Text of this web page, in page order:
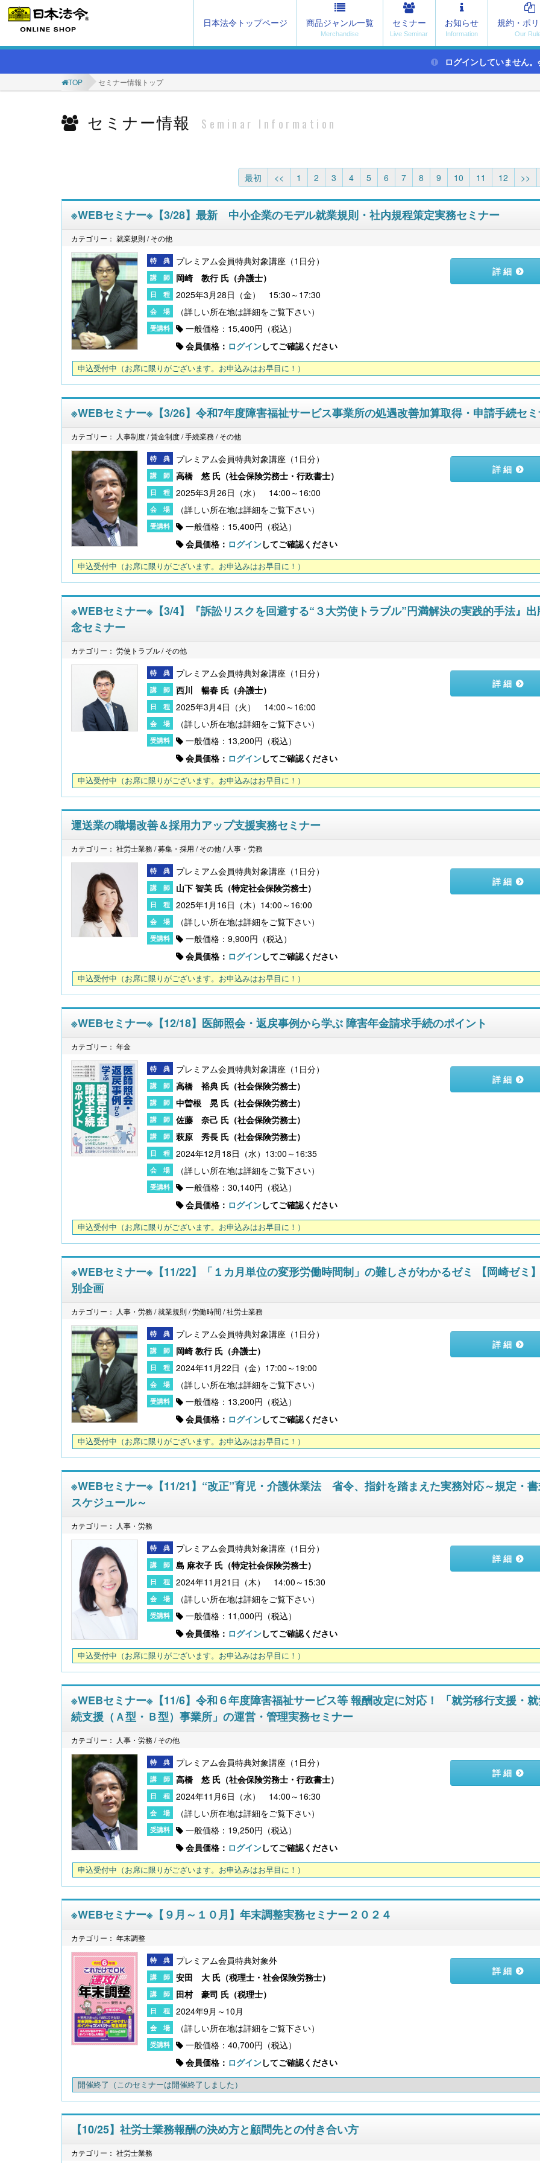
日本法令トップページ 商品ジャンル一覧 セミナー お知らせ 規約・ポ
ログインしていません
TOP セミナー情報トップ
セミナー情報 Seminar Information
最初 << 1 2 3 4 5 6 7 8 9 10 11 12 >>
※WEBセミナー※【3/28】最新 中小企業のモデル就業規則・社内規程策定実務セミナー
カテゴリー： 就業規則 / その他
プレミアム会員特典対象講座（1日分）
岡崎 教行 氏（弁護士）
2025年3月28日（金） 15:30～17:30
一般価格：15,400円（税込）
会員価格： ログインしてご確認ください
詳 細
申込受付中 （お席に限りがございます。お申込みはお早目に！）
※WEBセミナー※【3/26】令和7年度障害福祉サービス事業所の処遇改善加算取得・申請手続セ
カテゴリー： 人事制度 / 賃金制度 / 手続業務 / その他
プレミアム会員特典対象講座（1日分）
高橋 悠 氏（社会保険労務士・行政書士）
2025年3月26日（水） 14:00～16:00
一般価格：15,400円（税込）
会員価格： ログインしてご確認ください
詳 細
申込受付中 （お席に限りがございます。お申込みはお早目に！）
※WEBセミナー※【3/4】『訴訟リスクを回避する“３大労使トラブル”円満解決の実践的手法』
念セミナー
カテゴリー： 労使トラブル / その他
プレミアム会員特典対象講座（1日分）
西川 暢春 氏（弁護士）
2025年3月4日（火） 14:00～16:00
一般価格：13,200円（税込）
会員価格： ログインしてご確認ください
詳 細
申込受付中 （お席に限りがございます。お申込みはお早目に！）
運送業の職場改善＆採用力アップ支援実務セミナー
カテゴリー： 社労士業務 / 募集・採用 / その他 / 人事・労務
プレミアム会員特典対象講座（1日分）
山下 智美 氏（特定社会保険労務士）
2025年1月16日（木）14:00～16:00
一般価格：9,900円（税込）
会員価格： ログインしてご確認ください
詳 細
申込受付中 （お席に限りがございます。お申込みはお早目に！）
※WEBセミナー※【12/18】医師照会・返戻事例から学ぶ 障害年金請求手続のポイント
カテゴリー： 年金
プレミアム会員特典対象講座（1日分）
高橋 裕典 氏（社会保険労務士）
中曽根 晃 氏（社会保険労務士）
佐藤 奈己 氏（社会保険労務士）
萩原 秀長 氏（社会保険労務士）
2024年12月18日（水）13:00～16:35
一般価格：30,140円（税込）
会員価格： ログインしてご確認ください
詳 細
申込受付中 （お席に限りがございます。お申込みはお早目に！）
※WEBセミナー※【11/22】「１カ月単位の変形労働時間制」の難しさがわかるゼミ 【岡崎ゼミ
別企画
カテゴリー： 人事・労務 / 就業規則 / 労働時間 / 社労士業務
プレミアム会員特典対象講座（1日分）
岡崎 教行 氏（弁護士）
2024年11月22日（金）17:00～19:00
一般価格：13,200円（税込）
会員価格： ログインしてご確認ください
詳 細
申込受付中 （お席に限りがございます。お申込みはお早目に！）
※WEBセミナー※【11/21】“改正”育児・介護休業法 省令、指針を踏まえた実務対応～規定・
スケジュール～
カテゴリー： 人事・労務
プレミアム会員特典対象講座（1日分）
島 麻衣子 氏（特定社会保険労務士）
2024年11月21日（木） 14:00～15:30
一般価格：11,000円（税込）
会員価格： ログインしてご確認ください
詳 細
申込受付中 （お席に限りがございます。お申込みはお早目に！）
※WEBセミナー※【11/6】令和６年度障害福祉サービス等 報酬改定に対応！ 「就労移行支援・
続支援（Ａ型・Ｂ型）事業所」の運営・管理実務セミナー
カテゴリー： 人事・労務 / その他
プレミアム会員特典対象講座（1日分）
高橋 悠 氏（社会保険労務士・行政書士）
2024年11月6日（水） 14:00～16:30
一般価格：19,250円（税込）
会員価格： ログインしてご確認ください
詳 細
申込受付中 （お席に限りがございます。お申込みはお早目に！）
※WEBセミナー※【９月～１０月】年末調整実務セミナー２０２４
カテゴリー： 年末調整
プレミアム会員特典対象外
安田 大 氏（税理士・社会保険労務士）
田村 豪司 氏（税理士）
2024年9月～10月
一般価格：40,700円（税込）
会員価格： ログインしてご確認ください
詳 細
開催終了 （このセミナーは開催終了しました）
【10/25】社労士業務報酬の決め方と顧問先との付き合い方
カテゴリー： 社労士業務
〔改訂版〕Excelでできる 産前産後休業・育
児休業《簡単》管理
こども性暴力防止法（日本版DBS）対応実務
無料配信】技能実習廃止・新制度移行、特定技
能２号の対象拡大･･･ 改正対応＆社労士のコンサ
ル 外国人雇用実務研究会【橋本ゼミ】第3ク
ール の見どころ
【大注目】令和６年度 介護事業所の処遇改善加
【大注目】令和６年度 介護事業所の処遇改善加
栗原知女）